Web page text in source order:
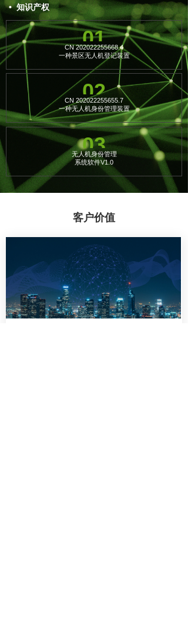
• 知识产权
01
CN 202022255668.4
一种景区无人机登记装置
02
CN 202022255655.7
一种无人机身份管理装置
03
无人机身份管理
系统软件V1.0
客户价值